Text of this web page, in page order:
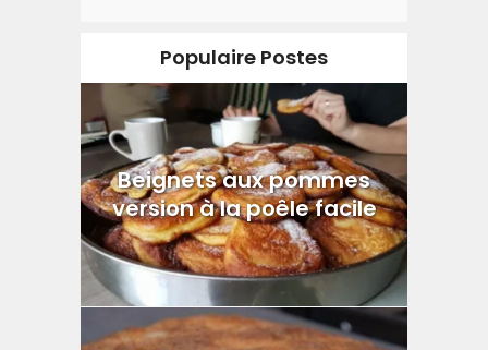
Populaire Postes
Beignets aux pommes
version à la poêle facile